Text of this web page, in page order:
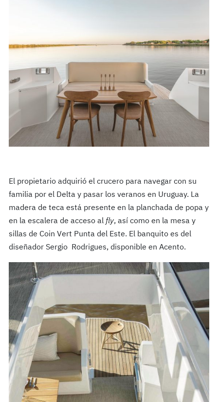
El propietario adquirió el crucero para navegar con su
familia por el Delta y pasar los veranos en Uruguay. La
madera de teca está presente en la planchada de popa y
en la escalera de acceso al fly, así como en la mesa y
sillas de Coin Vert Punta del Este. El banquito es del
diseñador Sergio Rodrigues, disponible en Acento.